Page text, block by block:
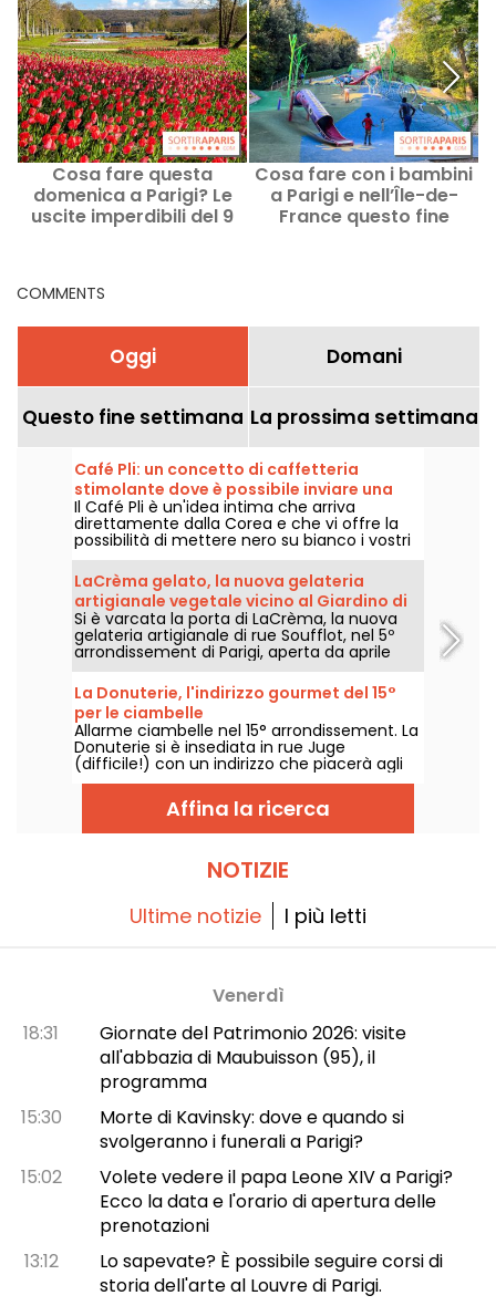
Cosa fare questa
domenica a Parigi? Le
uscite imperdibili del 9
Cosa fare con i bambini
a Parigi e nell’Île-de-
France questo fine
COMMENTS
Oggi Domani
Questo fine settimana La prossima settimana
Café Pli: un concetto di caffetteria
stimolante dove è possibile inviare una
lettera al futuro
Il Café Pli è un'idea intima che arriva
direttamente dalla Corea e che vi offre la
possibilità di mettere nero su bianco i vostri
pensieri per il vostro futuro io, che riceverà
una lettera tra uno, dieci o vent'anni e avrà
sicuramente una bella sorpresa in serbo per
lui! Incontratevi nell'11° arrondissement per
un momento con voi stessi, davanti a un
drink e a un dolce.
LaCrèma gelato, la nuova gelateria
artigianale vegetale vicino al Giardino di
Lussemburgo e al Pantheon
Si è varcata la porta di LaCrèma, la nuova
gelateria artigianale di rue Soufflot, nel 5º
arrondissement di Parigi, aperta da aprile
2026. Dietro al bancone, Roberta e i suoi
gelati vegetali fatti in casa che fanno la
differenza. Vi raccontiamo tutto!
La Donuterie, l'indirizzo gourmet del 15°
per le ciambelle
Allarme ciambelle nel 15° arrondissement. La
Donuterie si è insediata in rue Juge
(difficile!) con un indirizzo che piacerà agli
appassionati di ciambelle col buco. In
questa pasticceria dedicata alla ciambella,
una decina di ciambelle catturano la nostra
attenzione, con ricette tanto sfacciate
Affina la ricerca
NOTIZIE
Ultime notizie I più letti
Venerdì
18:31
Giornate del Patrimonio 2026: visite
all'abbazia di Maubuisson (95), il
programma
15:30
Morte di Kavinsky: dove e quando si
svolgeranno i funerali a Parigi?
15:02
Volete vedere il papa Leone XIV a Parigi?
Ecco la data e l'orario di apertura delle
prenotazioni
13:12
Lo sapevate? È possibile seguire corsi di
storia dell'arte al Louvre di Parigi.